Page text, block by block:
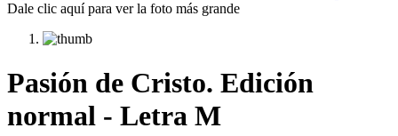
Dale clic aquí para ver la foto más grande
Pasión de Cristo. Edición
normal - Letra M